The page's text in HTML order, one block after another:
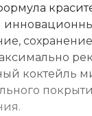
коктейль